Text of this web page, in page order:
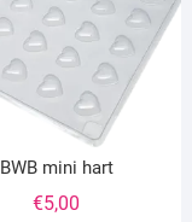
BWB mini hart
€5,00